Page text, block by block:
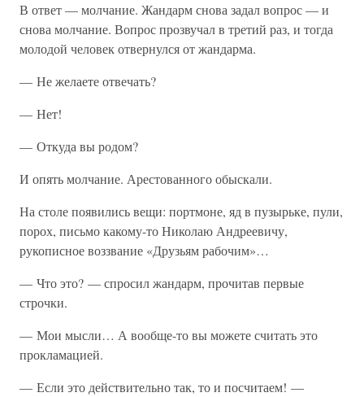
В ответ — молчание. Жандарм снова задал вопрос — и
снова молчание. Вопрос прозвучал в третий раз, и тогда
молодой человек отвернулся от жандарма.
— Не желаете отвечать?
— Нет!
— Откуда вы родом?
И опять молчание. Арестованного обыскали.
На столе появились вещи: портмоне, яд в пузырьке, пули,
порох, письмо какому-то Николаю Андреевичу,
рукописное воззвание «Друзьям рабочим»…
— Что это? — спросил жандарм, прочитав первые
строчки.
— Мои мысли… А вообще-то вы можете считать это
прокламацией.
— Если это действительно так, то и посчитаем! —